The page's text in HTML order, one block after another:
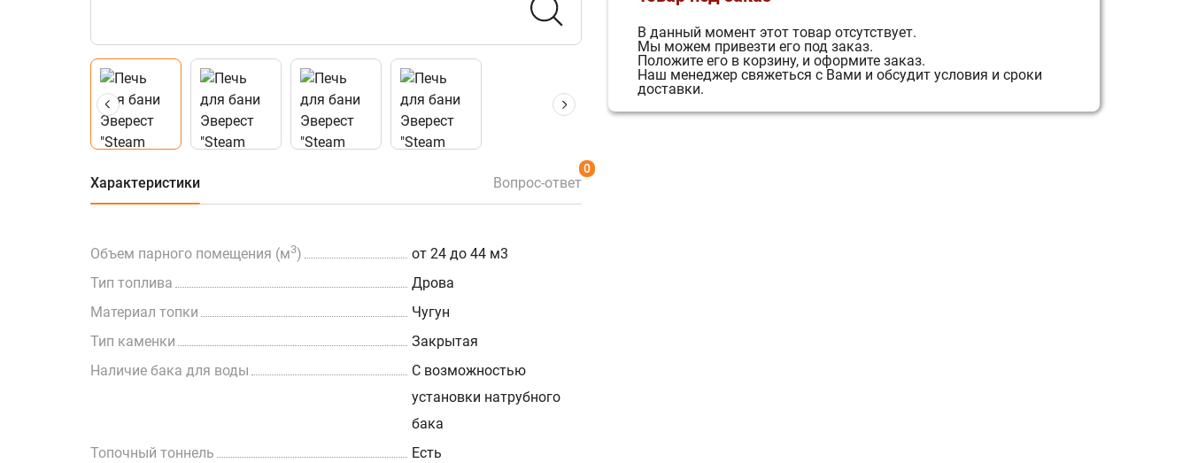
Характеристики Вопрос-ответ
0
Объем парного помещения (м3)
от 24 до 44 м3
Тип топлива
Дрова
Материал топки
Чугун
Тип каменки
Закрытая
Наличие бака для воды
С возможностью
установки натрубного
бака
Топочный тоннель
Есть
В данный момент этот товар отсутствует.
Мы можем привезти его под заказ.
Положите его в корзину, и оформите заказ.
Наш менеджер свяжеться с Вами и обсудит условия и сроки
доставки.